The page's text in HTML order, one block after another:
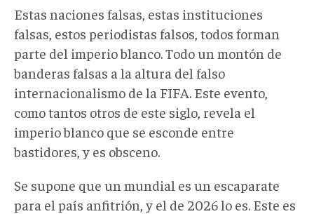
Estas naciones falsas, estas instituciones
falsas, estos periodistas falsos, todos forman
parte del imperio blanco. Todo un montón de
banderas falsas a la altura del falso
internacionalismo de la FIFA. Este evento,
como tantos otros de este siglo, revela el
imperio blanco que se esconde entre
bastidores, y es obsceno.
Se supone que un mundial es un escaparate
para el país anfitrión, y el de 2026 lo es. Este es